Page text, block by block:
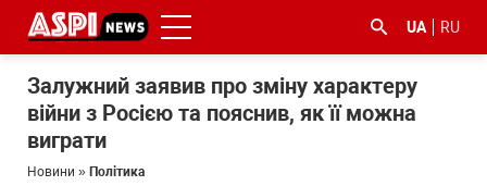
UA RU
Залужний заявив про зміну характеру
війни з Росією та пояснив, як її можна
виграти
Новини » Політика